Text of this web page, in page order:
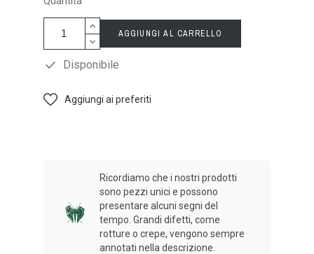
AGGIUNGI AL CARRELLO
Disponibile
Aggiungi ai preferiti
Ricordiamo che i nostri prodotti
sono pezzi unici e possono
presentare alcuni segni del
tempo. Grandi difetti, come
rotture o crepe, vengono sempre
annotati nella descrizione.